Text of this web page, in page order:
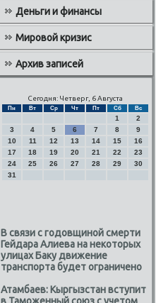
Деньги и финансы
Мировой кризис
Архив записей
Сегодня: Четверг, 6 Августа
Пн Вт Ср Чт Пт Сб Вс
1
2
3
4 5 6 7 8
9
10
11 12 13 14 15
16
17
18 19 20 21 22
23
24
25 26 27 28 29
30
31
В связи с годовщиной смерти
Гейдара Алиева на некоторых
улицах Баку движение
транспорта будет ограничено
Атамбаев: Кыргызстан вступит